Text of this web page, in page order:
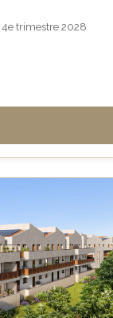
4e trimestre 2028